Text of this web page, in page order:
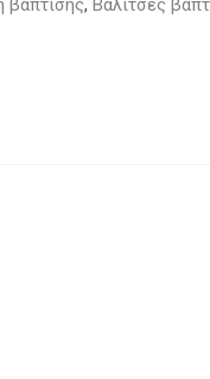
βάπτισης, Βαλίτσες